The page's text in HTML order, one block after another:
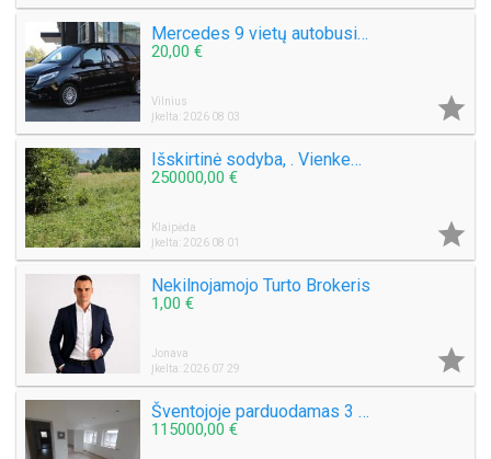
Mercedes 9 vietų autobusiuko nuoma su vairuotoju, pigiai, greitai, saugiai. Mikroautobuso Mercedes Benz Vito nuoma 8 sėdimos vietos be vairuotojo, bet kuriuo paros metu, paėmimas, nuvežimas kur tik Jums reikia Vilniuje ar visoje Lietuvoje ar užsienyje, ko
20,00 €
Vilnius
Įkelta: 2026 08 03

Išskirtinė sodyba, . Vienkemis. Apsodinta ąžuolais, beržais, spygliuočiais.
250000,00 €
Klaipėda
Įkelta: 2026 08 01

Nekilnojamojo Turto Brokeris
1,00 €
Jonava
Įkelta: 2026 07 29

Šventojoje parduodamas 3 kambarių 50 kv.m. Butas Mokyklos g.
115000,00 €